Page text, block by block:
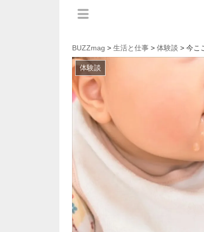
BUZZmag > 生活と仕事 > 体験談 > 今こ
体験談